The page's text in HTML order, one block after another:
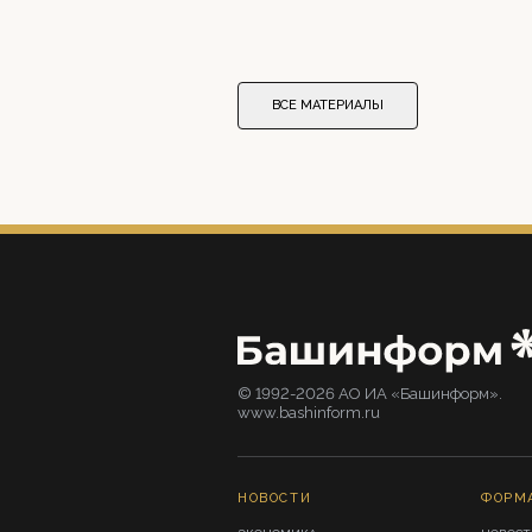
ВСЕ МАТЕРИАЛЫ
© 1992-2026 АО ИА «Башинформ».
www.bashinform.ru
НОВОСТИ